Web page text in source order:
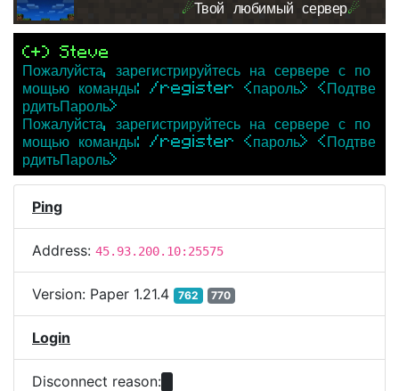
☄Твой любимый сервер☄
(+) Steve
Пожалуйста, зарегистрируйтесь на сервере с по
мощью команды: /register <пароль> <Подтве
рдитьПароль>
Пожалуйста, зарегистрируйтесь на сервере с по
мощью команды: /register <пароль> <Подтве
рдитьПароль>
Ping
Address: 45.93.200.10:25575
Version: Paper 1.21.4 762 770
Login
Disconnect reason: